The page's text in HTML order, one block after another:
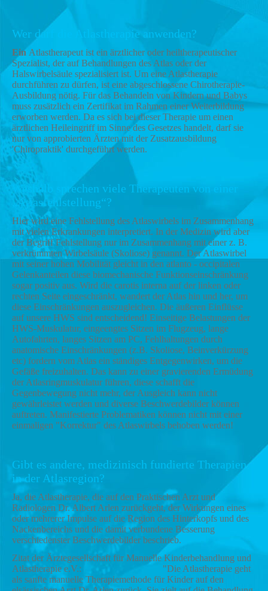
Wer darf die Atlastherapie anwenden?
Ein Atlastherapeut ist ein ärztlicher oder heiltherapeutischer
Spezialist, der auf Behandlungen des Atlas oder der
Halswirbelsäule spezialisiert ist. Um eine Atlastherapie
durchführen zu dürfen, ist eine abgeschlossene Chirotherapie-
Ausbildung nötig. Für das Behandeln von Kindern und Babys
muss zusätzlich ein Zertifikat im Rahmen einer Weiterbildung
erworben werden. Da es sich bei dieser Therapie um einen
ärztlichen Heileingriff im Sinne des Gesetzes handelt, darf sie
nur von approbierten Ärzten mit der Zusatzausbildung
'Chiropraktik' durchgeführt werden.
Weshalb sprechen viele Therapeuten von einer
„Atlasfehlstellung“?
Hier wird eine Fehlstellung des Atlaswirbels im Zusammenhang
mit vielen Erkrankungen interpretiert. In der Medizin wird aber
der Begriff Fehlstellung nur im Zusammenhang mit einer z. B.
verkrümmten Wirbelsäule (Skoliose) genannt. Der Atlaswirbel
mit seiner hohen Mobilität gleicht in den atlanto - occipitalen
Gelenkanteilen diese biomechanische Funktionseinschränkung
sogar positiv aus. Wird die carotis interna auf der linken oder
rechten Seite eingeschränkt, wandert der Atlas hin und her, um
diese Einschränkungen auszugleichen. Die äußeren Einflüsse
auf unsere HWS sind entscheidend! Einseitige Belastungen der
HWS-Muskulatur, eingeengtes Sitzen im Flugzeug, lange
Autofahrten, langes Sitzen am PC, Fehlhaltungen durch
anatomische Einschränkungen (z.B. Skoliose, Beinverkürzung
etc) fordern vom Atlas ein ständiges Entgegenwirken, um die
Gefäße freizuhalten. Das kann zu einer gravierenden Ermüdung
der Atlasringmuskulatur führen, diese schafft die
Gegenbewegung nicht mehr, der Ausgleich kann nicht
gewährleistet werden und diverse Beschwerdebilder können
auftreten. Manifestierte Problematiken können nicht mit einer
einmaligen "Korrektur" des Atlaswirbels behoben werden!
Gibt es andere, medizinisch fundierte Therapien
in der Atlasregion?
Ja, die Atlastherapie, die auf den Praktischen Arzt und
Radiologen Dr. Albert Arlen zurückgeht, der Wirkungen eines
oder mehrerer Impulse auf die Region des Hinterkopfs und des
Nackenbereichs und die damit verbundene Besserung
verschiedenster Beschwerdebilder beschrieb.
Zitat der Ärztegesellschaft für Manuelle Kinderbehandlung und
Atlastherapie e.V.: "Die Atlastherapie geht
als sanfte manuelle Therapiemethode für Kinder auf den